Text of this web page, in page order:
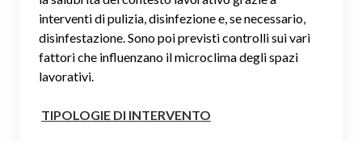
interventi di pulizia, disinfezione e, se necessario,
disinfestazione. Sono poi previsti controlli sui vari
fattori che influenzano il microclima degli spazi
lavorativi.
TIPOLOGIE DI INTERVENTO